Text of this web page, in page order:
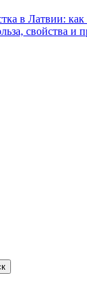
в Латвии:
свойства и